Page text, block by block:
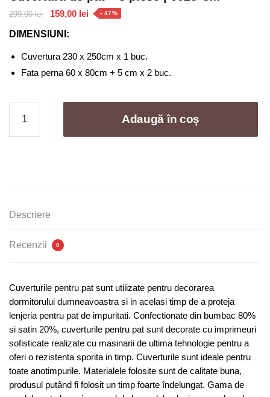
299,00lei
Prețul
a
fost:
299,00 lei.
159,00 lei Prețul
159,00 lei.
- 47%
DIMENSIUNI:
Cuvertura 230 x 250cm x 1 buc.
Fata perna 60 x 80cm + 5 cm x 2 buc.
Cuvertura
de
|
Adaugă în coș
Descriere
Recenzii 0
Cuverturile pentru pat sunt utilizate pentru decorarea
dormitorului dumneavoastra si in acelasi timp de a proteja
lenjeria pentru pat de impuritati. Confectionate din bumbac 80%
si satin 20%, cuverturile pentru pat sunt decorate cu imprimeuri
sofisticate realizate cu masinarii de ultima tehnologie pentru a
oferi o rezistenta sporita in timp. Cuverturile sunt ideale pentru
toate anotimpurile. Materialele folosite sunt de calitate buna,
produsul putând fi folosit un timp foarte îndelungat. Gama de